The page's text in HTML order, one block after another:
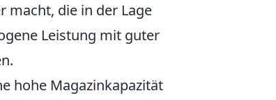
macht, die in der Lage
Leistung mit guter
hohe Magazinkapazität